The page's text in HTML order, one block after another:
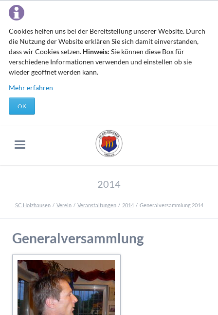
Cookies helfen uns bei der Bereitstellung unserer Website. Durch
die Nutzung der Website erklären Sie sich damit einverstanden,
dass wir Cookies setzen. Hinweis: Sie können diese Box für
verschiedene Informationen verwenden und einstellen ob sie
wieder geöffnet werden kann.
Mehr erfahren
OK
2014
SC Holzhausen Verein Veranstaltungen 2014 Generalversammlung 2014
Generalversammlung